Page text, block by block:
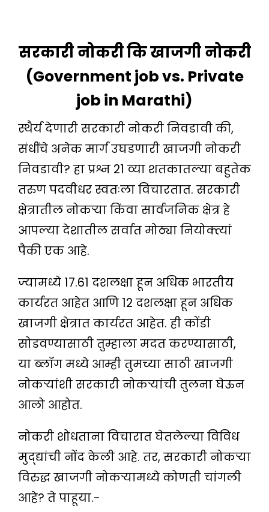
सरकारीनोकरीकिखाजगीनोकरी
(Government job vs. Private
job in Marathi)
स्थैर्य देणारी सरकारी नोकरी निवडावी की,
संधींचे अनेक मार्ग उघडणारी खाजगी नोकरी
निवडावी? हा प्रश्न 21 व्या शतकातल्या बहुतेक
तरुण पदवीधर स्वतःला विचारतात. सरकारी
क्षेत्रातील नोकऱ्या किंवा सार्वजनिक क्षेत्र हे
आपल्या देशातील सर्वात मोठ्या नियोक्त्यां
पैकी एक आहे.
ज्यामध्ये 17.61 दशलक्षा हून अधिक भारतीय
कार्यरत आहेत आणि 12 दशलक्षा हून अधिक
खाजगी क्षेत्रात कार्यरत आहेत. ही कोंडी
सोडवण्यासाठी तुम्हाला मदत करण्यासाठी,
या ब्लॉग मध्ये आम्ही तुमच्या साठी खाजगी
नोकऱ्यांशी सरकारी नोकऱ्यांची तुलना घेऊन
आलो आहोत.
नोकरी शोधताना विचारात घेतलेल्या विविध
मुद्द्यांची नोंद केली आहे. तर, सरकारी नोकऱ्या
विरुद्ध खाजगी नोकऱ्यामध्ये कोणती चांगली
आहे? ते पाहूया.-